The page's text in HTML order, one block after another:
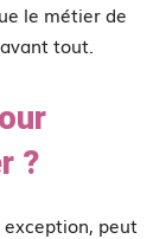
le métier de
tout.
?
exception, peut